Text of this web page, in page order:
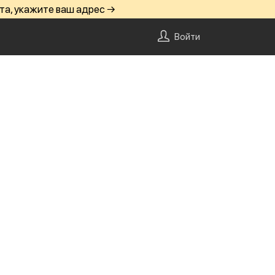
укажите ваш адрес →
Войти